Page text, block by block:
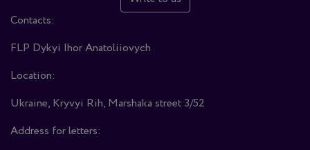
Contacts:
FLP Dykyi Ihor Anatoliiovych
Location:
Ukraine, Kryvyi Rih, Marshaka street 3/52
Address for letters: